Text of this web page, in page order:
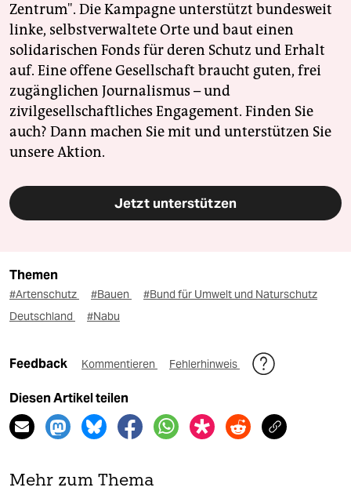
Zentrum". Die Kampagne unterstützt bundesweit
linke, selbstverwaltete Orte und baut einen
solidarischen Fonds für deren Schutz und Erhalt
auf. Eine offene Gesellschaft braucht guten, frei
zugänglichen Journalismus – und
zivilgesellschaftliches Engagement. Finden Sie
auch? Dann machen Sie mit und unterstützen Sie
unsere Aktion.
Jetzt unterstützen
Themen
#Artenschutz #Bauen
#Bund für Umwelt und Naturschutz
Deutschland
#Nabu
Feedback Kommentieren Fehlerhinweis
Diesen Artikel teilen
Mehr zum Thema